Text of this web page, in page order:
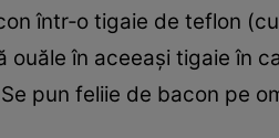
­într‑o tigaie de teflon
în aceeaşi tigaie în
pun feliie de bacon pe